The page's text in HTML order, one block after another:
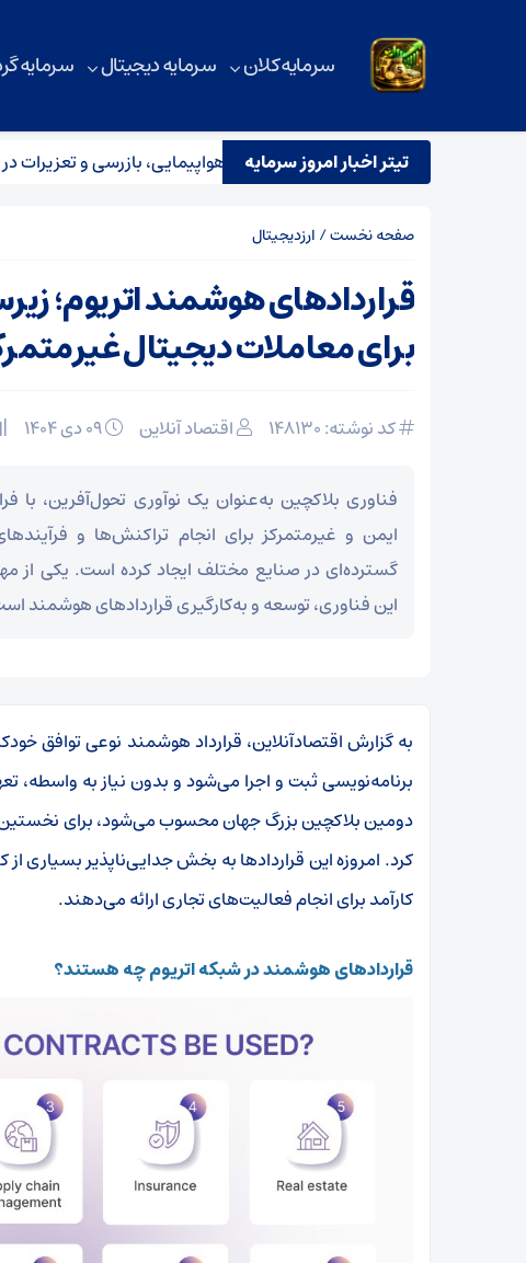
سرمایه کلان سرمایه دیجیتال سرمایه
تیتر اخبار امروز سرمایه
تیم مشترک نظارتی سازمان هواپیمایی، بازرسی و تعزیرات در
صفحه نخست/ ارزدیجیتال
قراردادهای هوشمند اتریوم؛
برای معاملات دیجیتال
کد نوشته: 148130 اقتصاد آنلاین
فناوری بلاکچین به‌عنوان یک نوآوری تحول‌آفرین، با
ایمن و غیرمتمرکز برای انجام تراکنش‌ها و
گسترده‌ای در صنایع مختلف ایجاد کرده است. یکی از
این فناوری، توسعه و به‌کارگیری قراردادهای هوشمند
به گزارش اقتصادآنلاین، قرارداد هوشمند نوعی توافق
برنامه‌نویسی ثبت و اجرا می‌شود و بدون نیاز به
دومین بلاکچین بزرگ جهان محسوب می‌شود، برای نخستین
کرد. امروزه این قراردادها به بخش جدایی‌ناپذیر بسیاری
کارآمد برای انجام فعالیت‌های تجاری ارائه می‌دهند.
قراردادهای هوشمند در شبکه اتریوم چه هستند؟